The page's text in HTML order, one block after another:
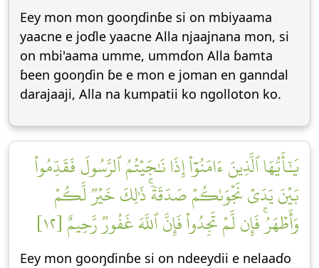
Eey mon mon gooŋɗinɓe si on mbiyaama
yaacne e joɗle yaacne Alla njaajnana mon, si
on mbi'aama umme, ummɗon Alla ɓamta
ɓeen gooŋɗin ɓe e mon e joman en ganndal
darajaaji, Alla na kumpatii ko ngolloton ko.
يَٰٓأَيُّهَا ٱلَّذِينَ ءَامَنُوٓاْ إِذَا نَٰجَيۡتُمُ ٱلرَّسُولَ فَقَدِّمُواْ
بَيۡنَ يَدَيۡ نَجۡوَىٰكُمۡ صَدَقَةٗۚ ذَٰلِكَ خَيۡرٞ لَّكُمۡ
وَأَطۡهَرُۚ فَإِن لَّمۡ تَجِدُواْ فَإِنَّ ٱللَّهَ غَفُورٞ رَّحِيمٌ [١٢]
Eey mon gooŋɗinɓe si on ndeeydii e nelaaɗo